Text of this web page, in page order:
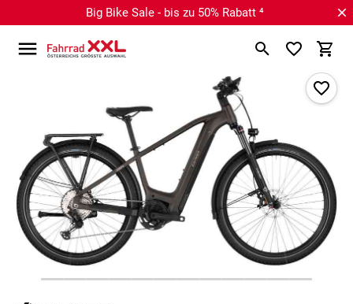
Big Bike Sale - bis zu 50% Rabatt ⁴